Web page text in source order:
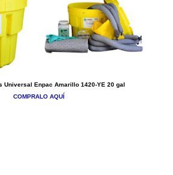
Universal Enpac Amarillo 1420-YE 20 gal
COMPRALO AQUÍ